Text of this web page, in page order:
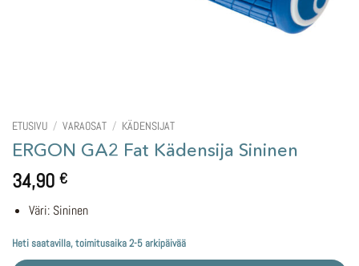
ETUSIVU / VARAOSAT / KÄDENSIJAT
ERGON GA2 Fat Kädensija Sininen
34,90 €
Väri: Sininen
Heti saatavilla, toimitusaika 2-5 arkipäivää